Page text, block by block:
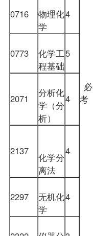
必
考
0716 物理化
学
4
0773 化学工
程基础
5
2071 分析化
学（分
析）
4
2137
化学分
离法
4
2297 无机化
学
4